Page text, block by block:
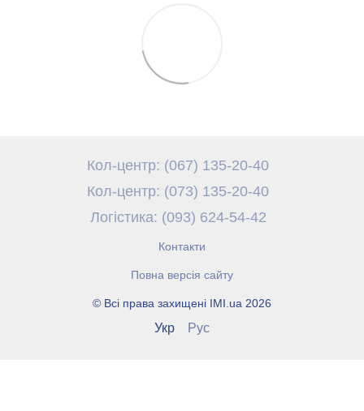
Кол-центр: (067) 135-20-40
Кол-центр: (073) 135-20-40
Логістика: (093) 624-54-42
Контакти
Повна версія сайту
© Всі права захищені IMI.ua 2026
Укр Рус